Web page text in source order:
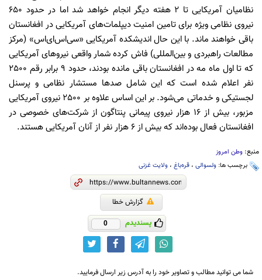
نظامیان آمریکایی تا ۲ هفته دیگر انجام خواهد شد اما در حدود 650
نیروی نظامی ویژه برای تامین امنیت دیپلمات‌های آمریکایی در افغانستان
باقی خواهند ماند. با این حال اندیشکده آمریکایی «سی‌اس‌ای‌اس» (مرکز
مطالعات راهبردی و بین‌المللی) فاش کرده شمار واقعی نیروهای آمریکایی
که تا اول ماه مه در افغانستان باقی مانده بودند، حدود 9 برابر رقم 2500
نفر اعلام شده است که این شامل صدها مستشار نظامی و پرسنل
لجستیکی و خدماتی می‌شود. بر این اساس علاوه بر 2500 نیروی آمریکایی
مزبور، بیش از 16 هزار نیروی پیمانی پنتاگون از شرکت‌های خصوصی در
افغانستان فعال بوده‌اند که بیش از 6 هزار نفر از آنان آمریکایی هستند.
منبع: وطن امروز
برچسب ها: ولسوالی‌ ، قره‌باغ ، ولایت غزنی
گزارش خطا
پسندیدم 0
شما می توانید مطالب و تصاویر خود را به آدرس زیر ارسال فرمایید.